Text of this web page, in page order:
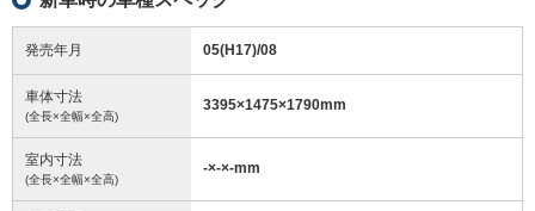
発売年月 05(H17)/08
車体寸法
(全長×全幅×全高)
3395×1475×1790mm
室内寸法
(全長×全幅×全高)
-×-×-mm